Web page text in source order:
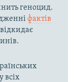
геноцид.
фактів
всіх